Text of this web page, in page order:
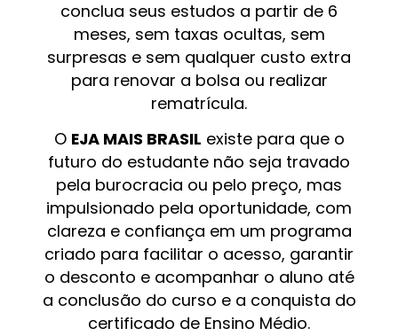
conclua seus estudos a partir de 6
meses, sem taxas ocultas, sem
surpresas e sem qualquer custo extra
para renovar a bolsa ou realizar
rematrícula.
O EJA MAIS BRASIL existe para que o
futuro do estudante não seja travado
pela burocracia ou pelo preço, mas
impulsionado pela oportunidade, com
clareza e confiança em um programa
criado para facilitar o acesso, garantir
o desconto e acompanhar o aluno até
a conclusão do curso e a conquista do
certificado de Ensino Médio.